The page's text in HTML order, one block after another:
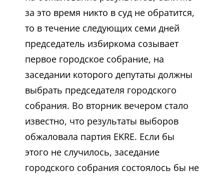
за это время никто в суд не обратится,
то в течение следующих семи дней
председатель избиркома созывает
первое городское собрание, на
заседании которого депутаты должны
выбрать председателя городского
собрания. Во вторник вечером стало
известно, что результаты выборов
обжаловала партия EKRE. Если бы
этого не случилось, заседание
городского собрания состоялось бы не